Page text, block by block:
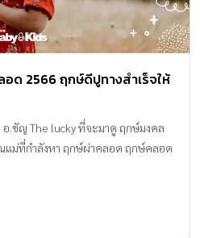
ด 2566 ฤกษ์ดีปูทางสำเร็จให้
.ชัญ The lucky ที่จะมาดู ฤกษ์มงคล
ม่ที่กำลังหา ฤกษ์ผ่าคลอด ฤกษ์คลอด